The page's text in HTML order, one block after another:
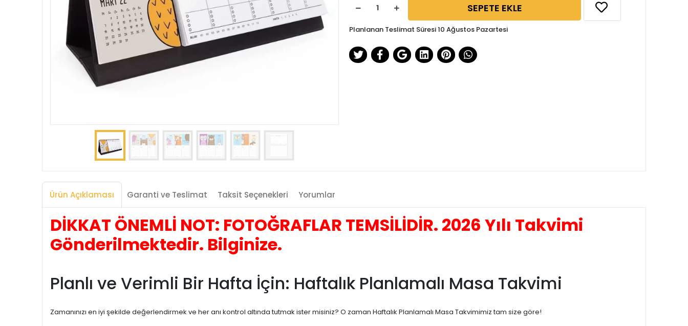
SEPETE EKLE
Planlanan Teslimat Süresi 10 Ağustos Pazartesi
Ürün Açıklaması Garanti ve Teslimat Taksit Seçenekleri Yorumlar
DİKKAT ÖNEMLİ NOT: FOTOĞRAFLAR TEMSİLİDİR. 2026 Yılı Takvimi
Gönderilmektedir. Bilginize.
Planlı ve Verimli Bir Hafta İçin: Haftalık Planlamalı Masa Takvimi
Zamanınızı en iyi şekilde değerlendirmek ve her anı kontrol altında tutmak ister misiniz? O zaman Haftalık Planlamalı Masa Takvimimiz tam size göre!